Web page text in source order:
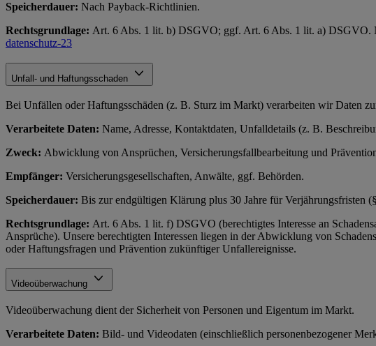
Speicherdauer: Nach Payback-Richtlinien.
Rechtsgrundlage: Art. 6 Abs. 1 lit. b) DSGVO; ggf. Art. 6 Abs. 1 lit. a) DSGVO.
datenschutz-23
Unfall- und Haftungsschaden
Bei Unfällen oder Haftungsschäden (z. B. Sturz im Markt) verarbeiten wir Daten
Verarbeitete Daten: Name, Adresse, Kontaktdaten, Unfalldetails (z. B.
Zweck: Abwicklung von Ansprüchen, Versicherungsfallbearbeitung und
Empfänger: Versicherungsgesellschaften, Anwälte, ggf. Behörden.
Speicherdauer: Bis zur endgültigen Klärung plus 30 Jahre für Verjährungsfristen
Rechtsgrundlage: Art. 6 Abs. 1 lit. f) DSGVO (berechtigtes Interesse an
Ansprüche). Unsere berechtigten Interessen liegen in der Abwicklung von
oder Haftungsfragen und Prävention zukünftiger Unfallereignisse.
Videoüberwachung
Videoüberwachung dient der Sicherheit von Personen und Eigentum im Markt.
Verarbeitete Daten: Bild- und Videodaten (einschließlich personenbezogener